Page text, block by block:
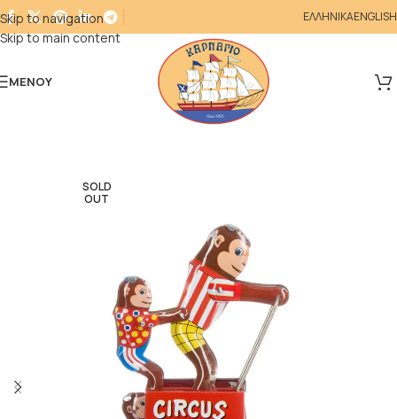
Skip to navigation
Skip to main content
ΕΛΛΗΝΙΚΑENGLISH
ΜΕΝΟΎ
SOLD
OUT